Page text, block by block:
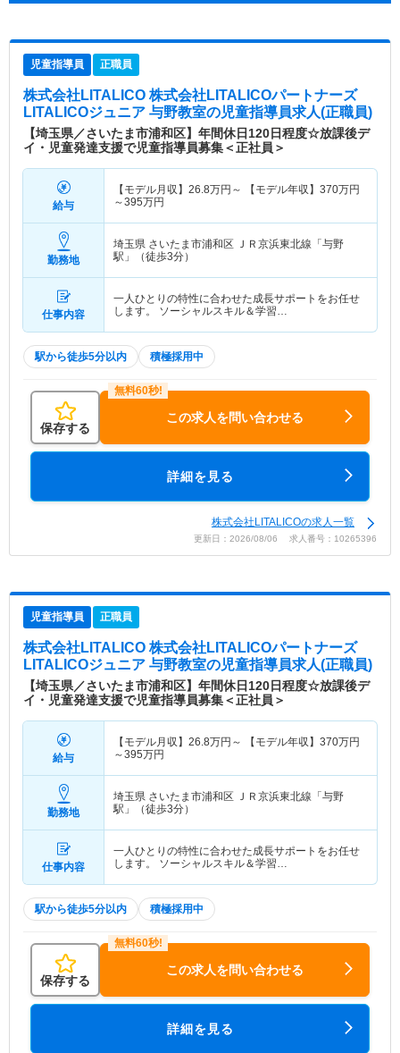
児童指導員 正職員
株式会社LITALICO 株式会社LITALICOパートナーズ
LITALICOジュニア 与野教室の児童指導員求人(正職員)
【埼玉県／さいたま市浦和区】年間休日120日程度☆放課後デ
イ・児童発達支援で児童指導員募集＜正社員＞
給与
【モデル月収】 26.8万円～ 【モデル年収】 370万円
～395万円
勤務地
埼玉県 さいたま市浦和区 ＪＲ京浜東北線「与野
駅」（徒歩3分）
仕事内容
一人ひとりの特性に合わせた成長サポートをお任せ
します。 ソーシャルスキル＆学習…
駅から徒歩5分以内 積極採用中
保存する
この求人を問い合わせる
詳細を見る
株式会社LITALICOの求人一覧
更新日：2026/08/06 求人番号：10265396
児童指導員 正職員
株式会社LITALICO 株式会社LITALICOパートナーズ
LITALICOジュニア 与野教室の児童指導員求人(正職員)
【埼玉県／さいたま市浦和区】年間休日120日程度☆放課後デ
イ・児童発達支援で児童指導員募集＜正社員＞
給与
【モデル月収】 26.8万円～ 【モデル年収】 370万円
～395万円
勤務地
埼玉県 さいたま市浦和区 ＪＲ京浜東北線「与野
駅」（徒歩3分）
仕事内容
一人ひとりの特性に合わせた成長サポートをお任せ
します。 ソーシャルスキル＆学習…
駅から徒歩5分以内 積極採用中
保存する
この求人を問い合わせる
詳細を見る